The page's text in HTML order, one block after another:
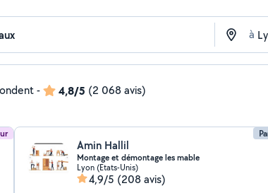
à
- 4,8/5 (2 068 avis)
Amin Hallil
Montage et démontage les mable
Lyon (Etats-Unis)
4,9/5 (208 avis)